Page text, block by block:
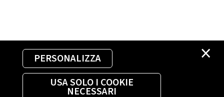
×
PERSONALIZZA
USA SOLO I COOKIE
NECESSARI